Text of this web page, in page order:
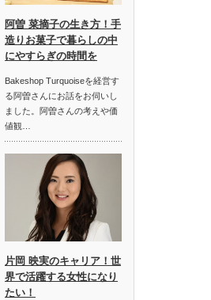
阿曽 菜摘子の生き方！手
造りお菓子で暮らしの中
にやすらぎの時間を
Bakeshop Turquoiseを経営す
る阿曽さんにお話をお伺いし
ました。阿曽さんの考えや価
値観…
片岡 映実のキャリア！世
界で活躍する女性になり
たい！